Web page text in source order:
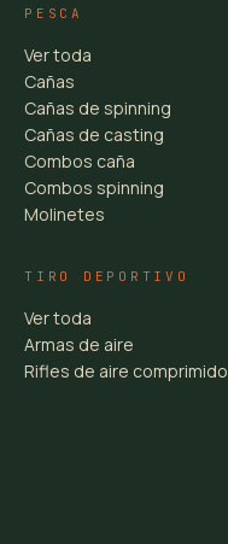
PESCA
Ver toda
Cañas
Cañas de spinning
Cañas de casting
Combos caña
Combos spinning
Molinetes
TIRO DEPORTIVO
Ver toda
Armas de aire
Rifles de aire comprimido